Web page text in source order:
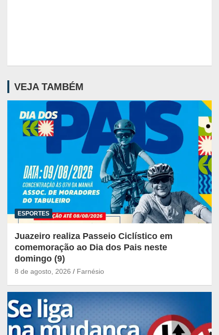
VEJA TAMBÉM
ESPORTES
Juazeiro realiza Passeio Ciclístico em
comemoração ao Dia dos Pais neste
domingo (9)
8 de agosto, 2026 Farnésio